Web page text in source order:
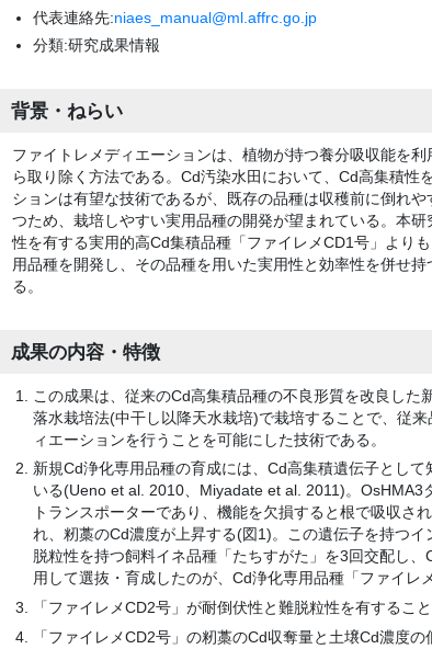
代表連絡先:niaes_manual@ml.affrc.go.jp
分類:研究成果情報
背景・ねらい
ファイトレメディエーションは、植物が持つ養分吸収能を
ら取り除く方法である。Cd汚染水田において、Cd高集積性
ションは有望な技術であるが、既存の品種は収穫前に倒れ
つため、栽培しやすい実用品種の開発が望まれている。本
性を有する実用的高Cd集積品種「ファイレメCD1号」より
用品種を開発し、その品種を用いた実用性と効率性を併せ
る。
成果の内容・特徴
この成果は、従来のCd高集積品種の不良形質を改良し
落水栽培法(中干し以降天水栽培)で栽培することで、従
ィエーションを行うことを可能にした技術である。
新規Cd浄化専用品種の育成には、Cd高集積遺伝子として
いる(Ueno et al. 2010、Miyadate et al. 2011)。OsHMA3
トランスポーターであり、機能を欠損すると根で吸収さ
れ、籾藁のCd濃度が上昇する(図1)。この遺伝子を持つ
脱粒性を持つ飼料イネ品種「たちすがた」を3回交配し
用して選抜・育成したのが、Cd浄化専用品種「ファイレ
「ファイレメCD2号」が耐倒伏性と難脱粒性を有するこ
「ファイレメCD2号」の籾藁のCd収奪量と土壌Cd濃度